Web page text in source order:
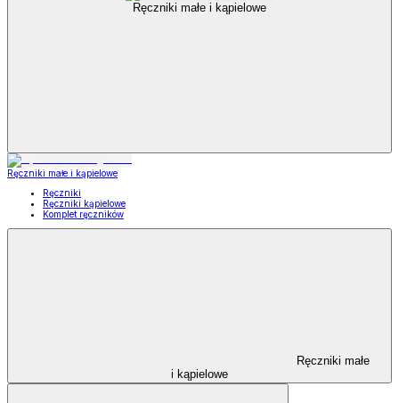
Ręczniki małe i kąpielowe
Ręczniki małe i kąpielowe
Ręczniki
Ręczniki kąpielowe
Komplet ręczników
Ręczniki małe
i kąpielowe